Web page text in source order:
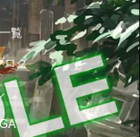
覧
ログ